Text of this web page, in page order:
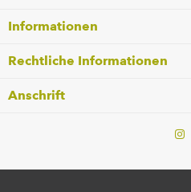
Informationen
Rechtliche Informationen
Anschrift